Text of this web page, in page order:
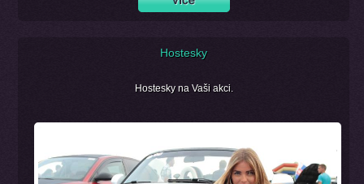
Hostesky
Hostesky na Vaši akci.